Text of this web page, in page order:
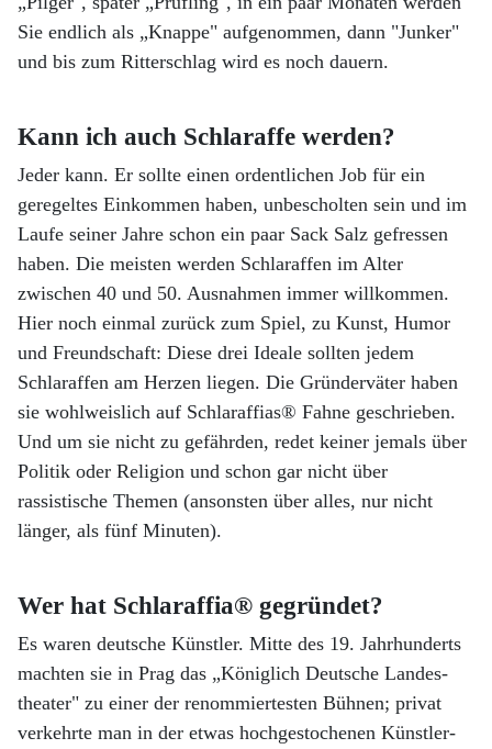
Sie endlich als „Knappe" aufgenommen, dann "Junker"
und bis zum Ritterschlag wird es noch dauern.
Kann ich auch Schlaraffe werden?
Jeder kann. Er sollte einen ordentlichen Job für ein
geregeltes Einkommen haben, unbescholten sein und im
Laufe seiner Jahre schon ein paar Sack Salz gefressen
haben. Die meisten werden Schlaraffen im Alter
zwischen 40 und 50. Ausnahmen immer willkommen.
Hier noch einmal zurück zum Spiel, zu Kunst, Humor
und Freundschaft: Diese drei Ideale sollten jedem
Schlaraffen am Herzen liegen. Die Gründerväter haben
sie wohlweislich auf Schlaraffias® Fahne geschrieben.
Und um sie nicht zu gefährden, redet keiner jemals über
Politik oder Religion und schon gar nicht über
rassistische Themen (ansonsten über alles, nur nicht
länger, als fünf Minuten).
Wer hat Schlaraffia® gegründet?
Es waren deutsche Künstler. Mitte des 19. Jahrhunderts
machten sie in Prag das „Königlich Deutsche Landes-
theater" zu einer der renommiertesten Bühnen; privat
verkehrte man in der etwas hochgestochenen Künstler-